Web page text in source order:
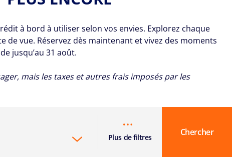
à bord à utiliser selon vos envies. Explorez chaque
de vue. Réservez dès maintenant et vivez des moments
jusqu’au 31 août.
mais les taxes et autres frais imposés par les
Plus de filtres Chercher